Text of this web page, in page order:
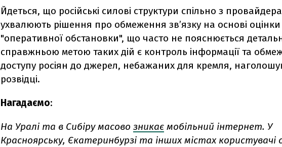
Йдеться, що російські силові структури спільно з
ухвалюють рішення про обмеження зв’язку на основі оцінки
"оперативної обстановки", що часто не пояснюється
справжньою метою таких дій є контроль інформації та
доступу росіян до джерел, небажаних для кремля,
розвідці.
Нагадаємо:
На Уралі та в Сибіру масово зникає мобільний інтернет. У
Красноярську, Єкатеринбурзі та інших містах користувачі